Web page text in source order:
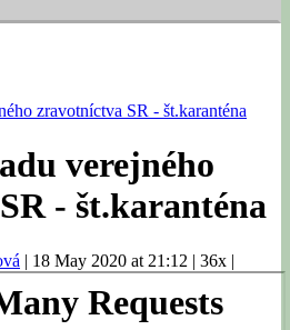
zravotníctva SR - št.karanténa
verejného
- št.karanténa
| 18 May 2020 at 21:12 | 36x |